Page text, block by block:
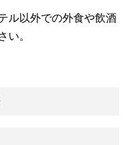
ル以外での外食や飲酒
い。